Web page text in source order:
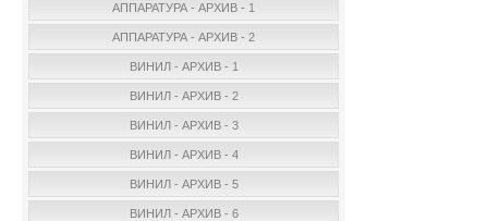
АППАРАТУРА - АРХИВ - 1
АППАРАТУРА - АРХИВ - 2
ВИНИЛ - АРХИВ - 1
ВИНИЛ - АРХИВ - 2
ВИНИЛ - АРХИВ - 3
ВИНИЛ - АРХИВ - 4
ВИНИЛ - АРХИВ - 5
ВИНИЛ - АРХИВ - 6